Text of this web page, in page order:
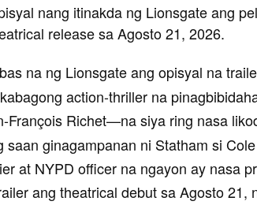
nang itinakda ng Lionsgate ang
release sa Agosto 21, 2026.
na ng Lionsgate ang opisyal na
action-thriller na
François Richet—na siya ring nasa
saan ginagampanan ni Statham si
at NYPD officer na ngayon ay nasa
ang theatrical debut sa Agosto 21,